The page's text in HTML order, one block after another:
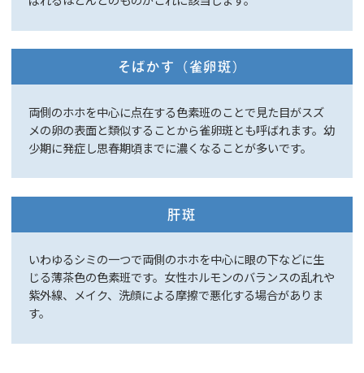
そばかす（雀卵斑）
両側のホホを中心に点在する色素班のことで見た目がスズ
メの卵の表面と類似することから雀卵斑とも呼ばれます。幼
少期に発症し思春期頃までに濃くなることが多いです。
肝斑
いわゆるシミの一つで両側のホホを中心に眼の下などに生
じる薄茶色の色素班です。女性ホルモンのバランスの乱れや
紫外線、メイク、洗顔による摩擦で悪化する場合がありま
す。